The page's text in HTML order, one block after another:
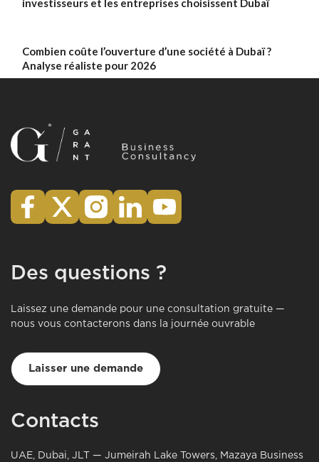
investisseurs et les entreprises choisissent Dubaï
Combien coûte l’ouverture d’une société à Dubaï ?
Analyse réaliste pour 2026
Des questions ?
Laissez une demande pour une consultation gratuite —
nous vous contacterons dans la journée ouvrable
Laisser une demande
Contacts
UAE, Dubai, JLT — Jumeirah Lake Towers, Mazaya Business